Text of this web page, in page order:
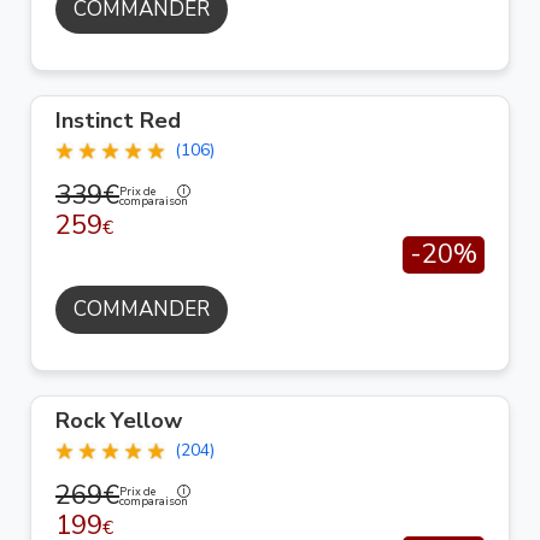
COMMANDER
Instinct Red
(106)
339€Prix de
comparaison
259€
-20%
COMMANDER
Rock Yellow
(204)
269€Prix de
comparaison
199€